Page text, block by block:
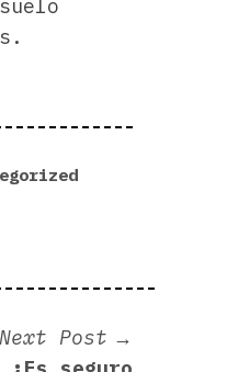
Next Post
post: